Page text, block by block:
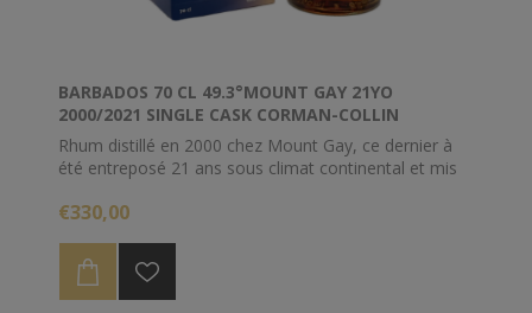
BARBADOS 70 CL 49.3°MOUNT GAY 21YO
2000/2021 SINGLE CASK CORMAN-COLLIN
Rhum distillé en 2000 chez Mount Gay, ce dernier à
été entreposé 21 ans sous climat continental et mis
€330,00